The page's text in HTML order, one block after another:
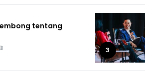
tentang
3